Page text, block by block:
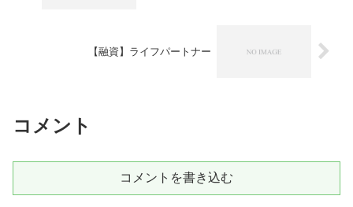
【融資】ライフパートナー
コメント
コメントを書き込む